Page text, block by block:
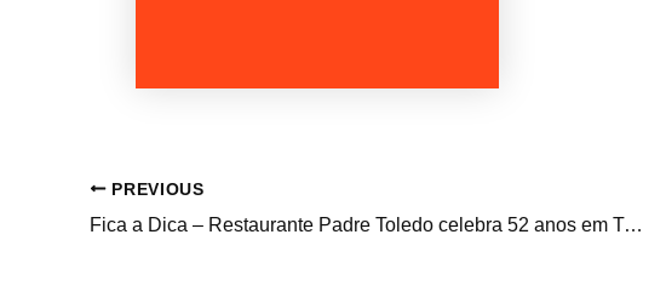
PREVIOUS
Fica a Dica – Restaurante Padre Toledo celebra 52 anos em Tiradentes